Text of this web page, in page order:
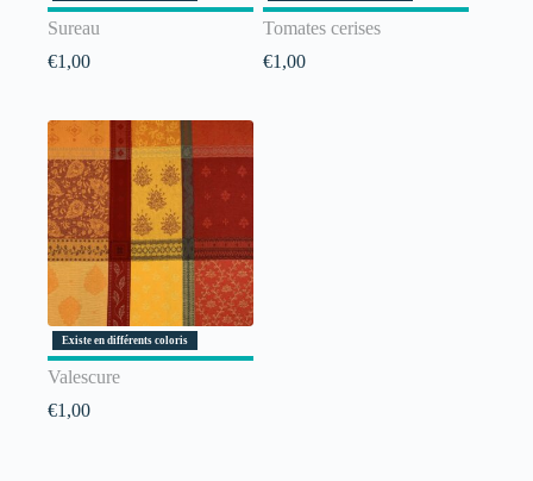
Sureau
€1,00
Tomates cerises
€1,00
Existe en différents coloris
Valescure
€1,00